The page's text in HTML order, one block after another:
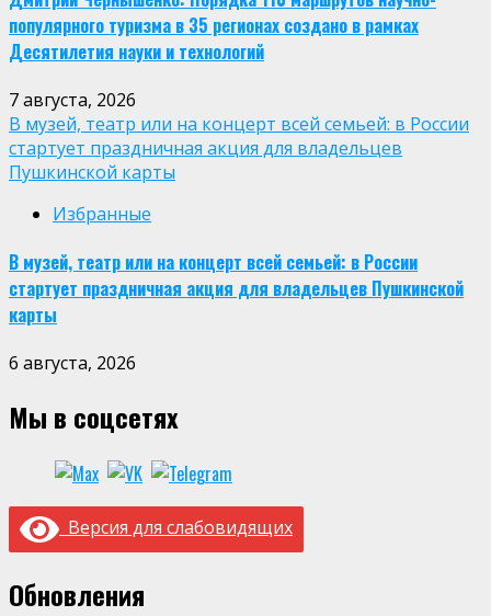
популярного туризма в 35 регионах создано в рамках
Десятилетия науки и технологий
7 августа, 2026
В музей, театр или на концерт всей семьей: в России
стартует праздничная акция для владельцев
Пушкинской карты
Избранные
В музей, театр или на концерт всей семьей: в России
стартует праздничная акция для владельцев Пушкинской
карты
6 августа, 2026
Мы в соцсетях
Версия для слабовидящих
Обновления